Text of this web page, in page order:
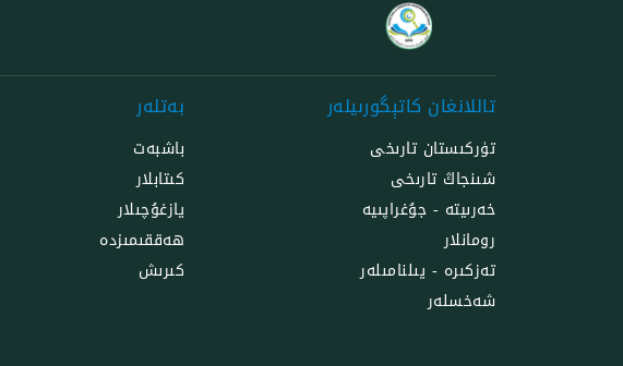
تاللانغان كاتېگورىيلەر
تۈركىستان تارىخى
شىنجاڭ تارىخى
خەرىيتە - جۇغراپىيە
رومانلار
تەزكىرە - يىلنامىلەر
شەخسلەر
بەتلەر
باشبەت
كىتابلار
يازغۇچىلار
ھەققىمىزدە
كىرىش